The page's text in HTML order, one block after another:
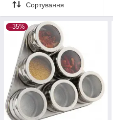
Сортування
–35%